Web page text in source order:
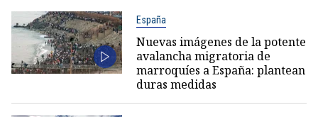
España
Nuevas imágenes de la potente
avalancha migratoria de
marroquíes a España: plantean
duras medidas